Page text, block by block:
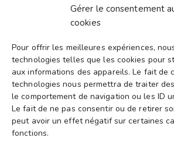
Gérer le consentement
cookies
Pour offrir les meilleures expériences,
technologies telles que les cookies pour
aux informations des appareils. Le fait de
technologies nous permettra de traiter
le comportement de navigation ou les ID
Le fait de ne pas consentir ou de retirer
peut avoir un effet négatif sur certaines
fonctions.
Boutique en ligne
Espace Presse
Nos partenaires
Gestion des cookies
FGTA-FO / 15 avenue Victor Hugo –